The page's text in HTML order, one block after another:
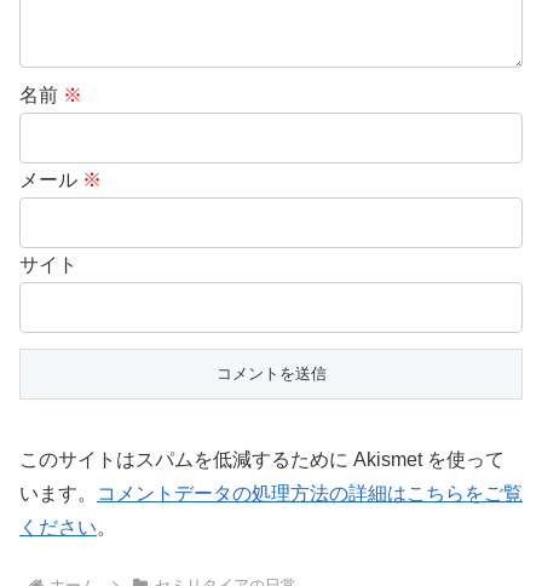
名前 ※
メール ※
サイト
このサイトはスパムを低減するために Akismet を使って
います。
コメントデータの処理方法の詳細はこちらをご覧
ください。